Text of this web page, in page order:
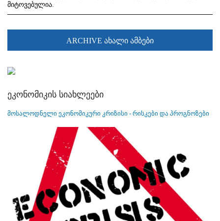
მიტოვებულია.
ARCHIVE ახალი ამბები
ეკონომიკის სიახლეები
მოსალოდნელი ეკონომიკური კრიზისი - რისკები და პროგნოზები